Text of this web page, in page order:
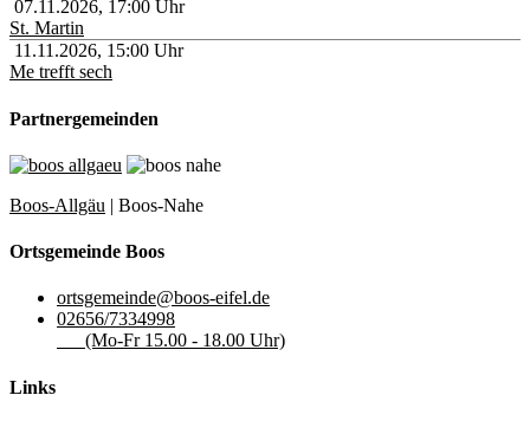
07.11.2026, 17:00 Uhr
St. Martin
11.11.2026, 15:00 Uhr
Me trefft sech
Partnergemeinden
Boos-Allgäu | Boos-Nahe
Ortsgemeinde Boos
ortsgemeinde@boos-eifel.de
02656/7334998
(Mo-Fr 15.00 - 18.00 Uhr)
Links